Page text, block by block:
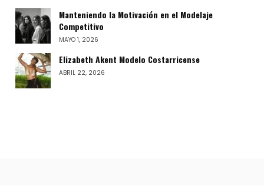
Manteniendo la Motivación en el Modelaje
Competitivo
MAYO 1, 2026
Elizabeth Akent Modelo Costarricense
ABRIL 22, 2026